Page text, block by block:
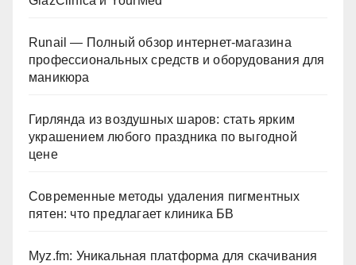
Runail — Полный обзор интернет-магазина
профессиональных средств и оборудования для
маникюра
Гирлянда из воздушных шаров: стать ярким
украшением любого праздника по выгодной
цене
Современные методы удаления пигментных
пятен: что предлагает клиника БВ
Myz.fm: Уникальная платформа для скачивания